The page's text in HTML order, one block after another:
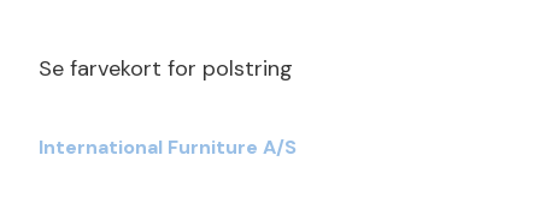
Se farvekort for polstring
International Furniture A/S